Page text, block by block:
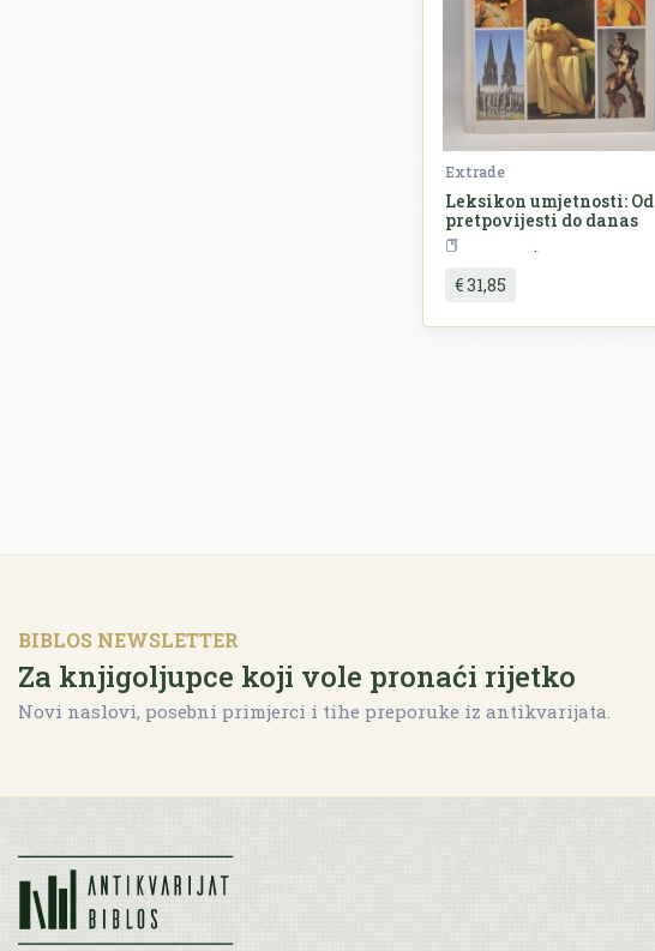
Extrade
Leksikon umjetnosti: Od
pretpovijesti do danas
€ 31,85
BIBLOS NEWSLETTER
Za knjigoljupce koji vole pronaći rijetko
Novi naslovi, posebni primjerci i tihe preporuke iz antikvarijata.